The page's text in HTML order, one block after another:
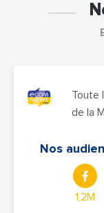
Toute
de la
Nos
1,2M